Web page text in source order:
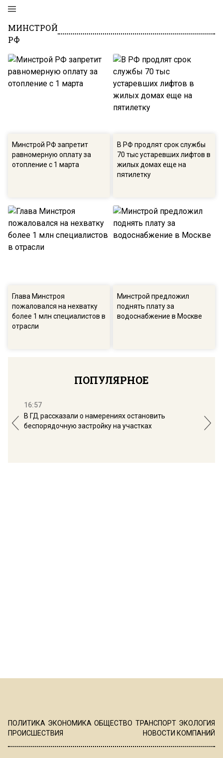
МИНСТРОЙ
РФ
Минстрой РФ запретит
равномерную оплату за
отопление с 1 марта
В РФ продлят срок службы
70 тыс устаревших лифтов в
жилых домах еще на
пятилетку
Глава Минстроя
пожаловался на нехватку
более 1 млн специалистов в
отрасли
Минстрой предложил
поднять плату за
водоснабжение в Москве
ПОПУЛЯРНОЕ
16:57
В ГД рассказали о намерениях остановить
беспорядочную застройку на участках
ПОЛИТИКА ЭКОНОМИКА ОБЩЕСТВО ТРАНСПОРТ ЭКОЛОГИЯ
ПРОИСШЕСТВИЯ
НОВОСТИ КОМПАНИЙ